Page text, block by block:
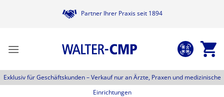
Partner Ihrer Praxis seit 1894
Exklusiv für Geschäftskunden –Verkauf nur an Ärzte, Praxen und medizinische
Einrichtungen